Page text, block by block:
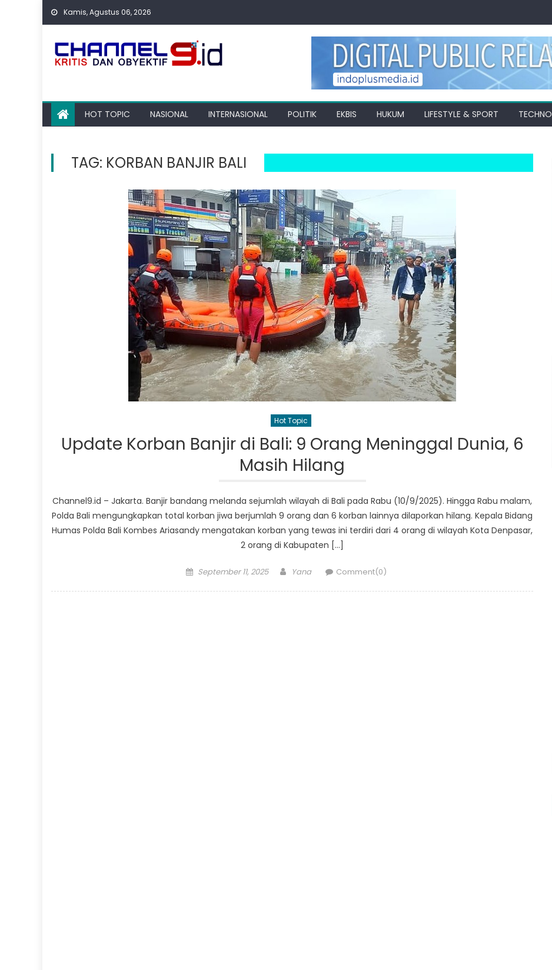
Skip
Kamis, Agustus 06, 2026
HOT TOPIC NASIONAL INTERNASIONAL POLITIK EKBIS HUKUM LIFESTYLE & SPORT TECHNO
TAG: KORBAN BANJIR BALI
Hot Topic
Update Korban Banjir di Bali: 9 Orang Meninggal Dunia, 6
Masih Hilang
Channel9.id – Jakarta. Banjir bandang melanda sejumlah wilayah di Bali pada Rabu (10/9/2025). Hingga Rabu malam,
Polda Bali mengungkapkan total korban jiwa berjumlah 9 orang dan 6 korban lainnya dilaporkan hilang. Kepala Bidang
Humas Polda Bali Kombes Ariasandy mengatakan korban yang tewas ini terdiri dari 4 orang di wilayah Kota Denpasar,
2 orang di Kabupaten […]
Posted
September 11, 2025 Author
Yana Comment(0)